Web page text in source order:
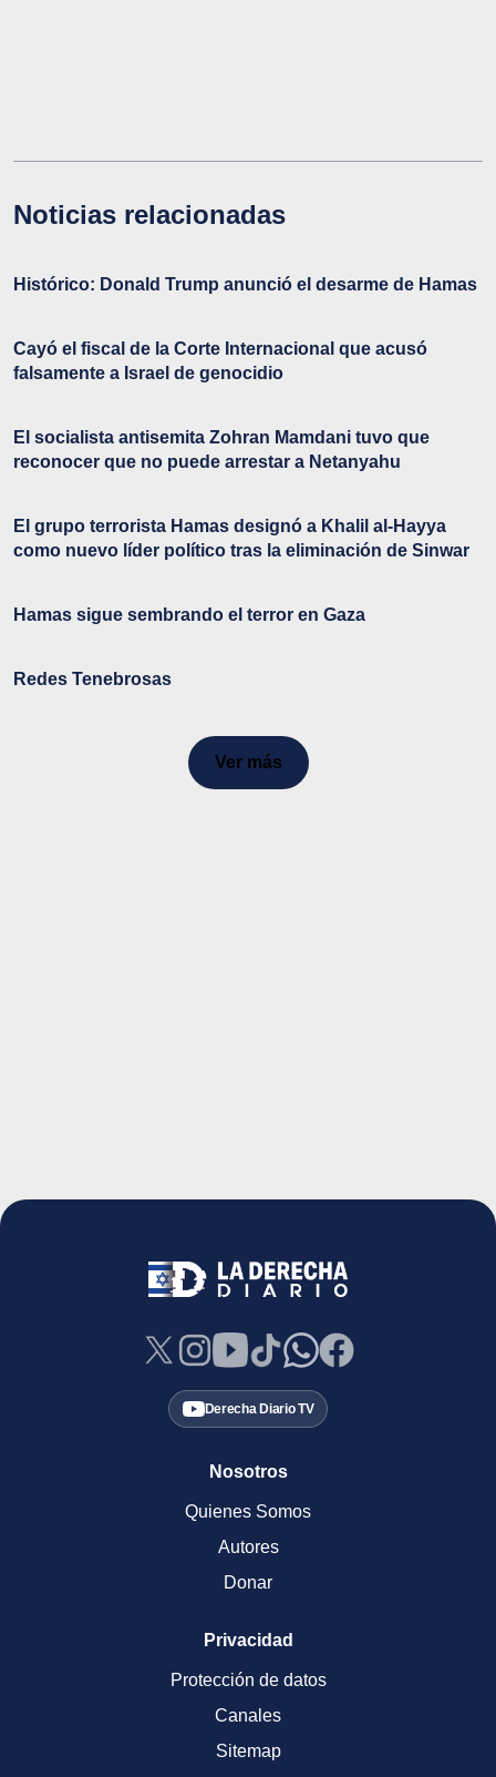
Noticias relacionadas
Histórico: Donald Trump anunció el desarme de Hamas
Cayó el fiscal de la Corte Internacional que acusó
falsamente a Israel de genocidio
El socialista antisemita Zohran Mamdani tuvo que
reconocer que no puede arrestar a Netanyahu
El grupo terrorista Hamas designó a Khalil al-Hayya
como nuevo líder político tras la eliminación de Sinwar
Hamas sigue sembrando el terror en Gaza
Redes Tenebrosas
Ver más
Derecha Diario TV
Nosotros
Quienes Somos
Autores
Donar
Privacidad
Protección de datos
Canales
Sitemap